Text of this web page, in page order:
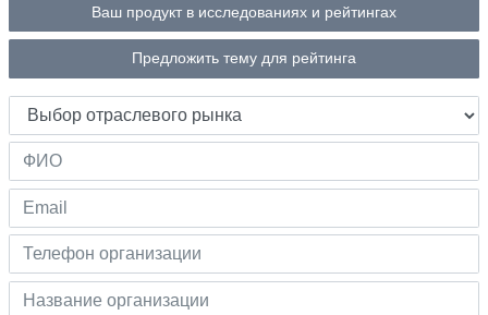
Ваш продукт в исследованиях и рейтингах
Предложить тему для рейтинга